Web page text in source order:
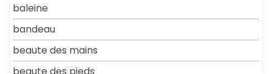
baleine
bandeau
beaute des mains